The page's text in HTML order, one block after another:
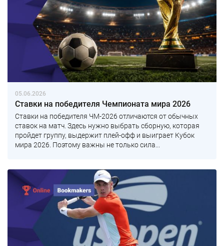
05.06.2026
Ставки на победителя Чемпионата мира 2026
Ставки на победителя ЧМ-2026 отличаются от обычных
ставок на матч. Здесь нужно выбрать сборную, которая
пройдет группу, выдержит плей-офф и выиграет Кубок
мира 2026. Поэтому важны не только сила...